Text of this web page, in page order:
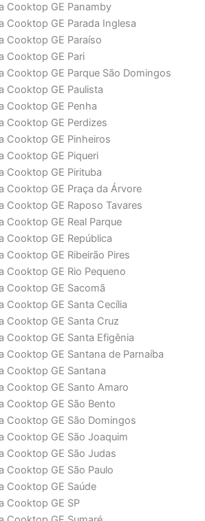
Cooktop GE Panamby
Cooktop GE Parada Inglesa
Cooktop GE Paraíso
Cooktop GE Pari
Cooktop GE Parque São Domingos
Cooktop GE Paulista
Cooktop GE Penha
Cooktop GE Perdizes
Cooktop GE Pinheiros
Cooktop GE Piqueri
Cooktop GE Pirituba
Cooktop GE Praça da Árvore
Cooktop GE Raposo Tavares
Cooktop GE Real Parque
Cooktop GE República
Cooktop GE Ribeirão Pires
Cooktop GE Rio Pequeno
Cooktop GE Sacomã
Cooktop GE Santa Cecília
Cooktop GE Santa Cruz
Cooktop GE Santa Efigênia
Cooktop GE Santana de Parnaíba
Cooktop GE Santana
Cooktop GE Santo Amaro
Cooktop GE São Bento
Cooktop GE São Domingos
Cooktop GE São Joaquim
Cooktop GE São Judas
Cooktop GE São Paulo
Cooktop GE Saúde
Cooktop GE SP